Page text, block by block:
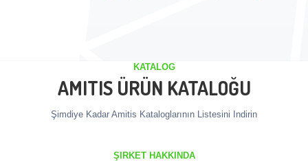
KATALOG
AMITIS ÜRÜN KATALOĞU
Şimdiye Kadar Amitis Kataloglarının Listesini Indirin
ŞIRKET HAKKINDA